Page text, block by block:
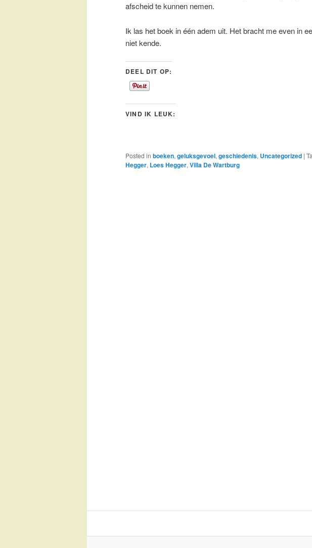
afscheid te kunnen nemen.
Ik las het boek in één adem uit. Het bracht me even in
niet kende.
DEEL DIT OP:
VIND IK LEUK:
Posted in boeken, geluksgevoel, geschiedenis, Uncategorized |
Hegger, Loes Hegger, Villa De Wartburg